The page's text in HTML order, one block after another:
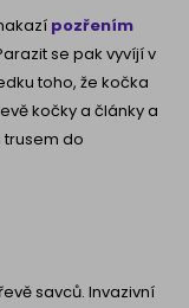
pozřením
se pak vyvíjí v
toho, že kočka
kočky a články a
trusem do
savců. Invazivní